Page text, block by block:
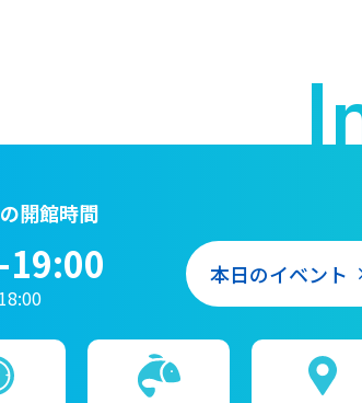
開館時間
本日のイベント